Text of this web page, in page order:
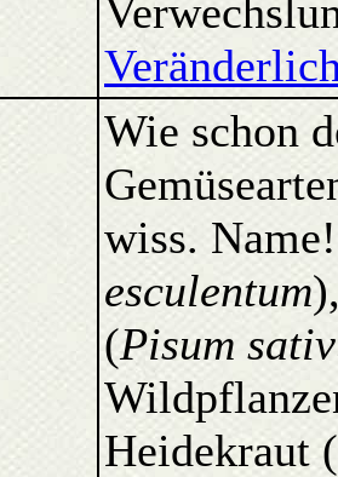
Wie schon
wiss.
esculentum
(Pisum
Heidekraut (